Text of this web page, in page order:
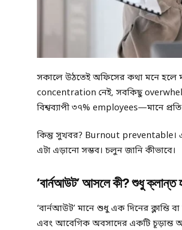
সকালে উঠতেই অফিসের কথা মনে
concentration নেই, সবকিছু
বিশ্বব্যাপী ৩৭% employees—মানে
কিন্তু সুখবর? Burnout
এটা এড়ানো সম্ভব। চলুন জানি কীভাবে।
‘বার্নআউট’ আসলে কী?শুধু ক্লান্ত
‘বার্নআউট’ মানে শুধু এক দিনের ক্লান্তি
এবং আবেগিক অবসাদের একটি চূড়ান্ত